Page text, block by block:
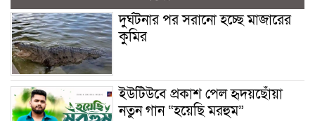
দুর্ঘটনার পর সরানো হচ্ছে মাজারের
কুমির
ইউটিউবে প্রকাশ পেল হৃদয়ছোঁয়া
নতুন গান “হয়েছি মরহুম”